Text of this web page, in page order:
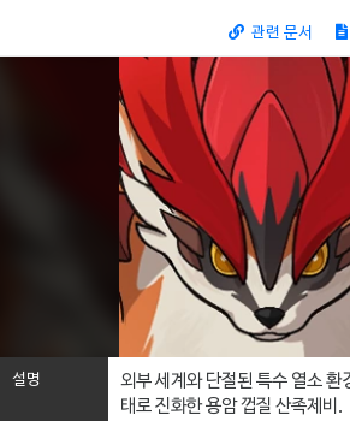
관련 문서
설명
외부 세계와 단절된 특수 열소 환
태로 진화한 용암 껍질 산족제비.